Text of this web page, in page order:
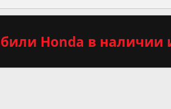
Honda в наличии